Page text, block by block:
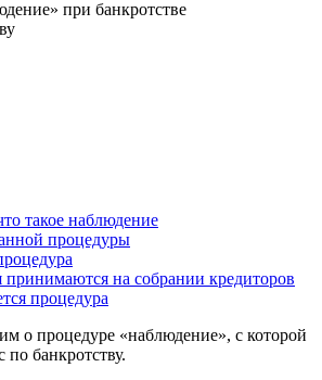
при банкротстве
такое наблюдение
процедуры
на собрании кредиторов
процедура
о процедуре «наблюдение», с которой
по банкротству.